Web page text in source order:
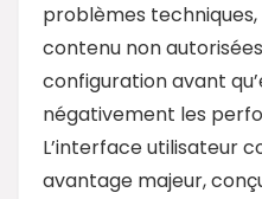
problèmes
contenu non
configuration avant
négativement les
L’interface utilisateur
avantage majeur,